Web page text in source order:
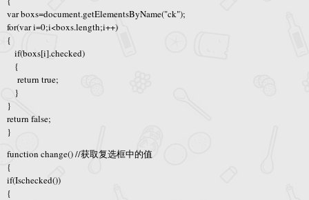
var boxs=document.getElementsByName("ck");
for(var i=0;i<boxs.length;i++)
{
if(boxs[i].checked)
{
return true;
}
}
return false;
}
function change() //获取复选框中的值
{
if(Ischecked())
{